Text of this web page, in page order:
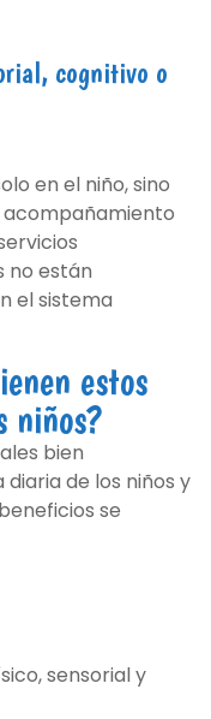
cognitivo o
en el niño, sino
acompañamiento
no están
el sistema
estos
niños?
bien
de los niños y
se
sensorial y